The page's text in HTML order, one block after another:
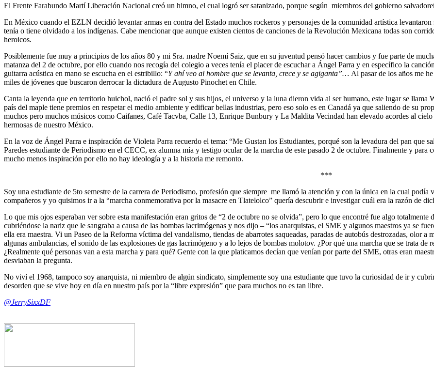
El Frente Farabundo Martí Liberación Nacional creó un himno, el cual logró ser satanizado, porque según miembros del gobierno
En México cuando el EZLN decidió levantar armas en contra del Estado muchos rockeros y personajes de la comunidad artística
tenía o tiene olvidado a los indígenas. Cabe mencionar que aunque existen cientos de canciones de la Revolución Mexicana todas son
heroicos.
Posiblemente fue muy a principios de los años 80 y mi Sra. madre Noemí Saiz, que en su juventud pensó hacer cambios y fue parte de
matanza del 2 de octubre, por ello cuando nos recogía del colegio a veces tenía el placer de escuchar a Ángel Parra y en específico la
guitarra acústica en mano se escucha en el estribillo: “Y ahí veo al hombre que se levanta, crece y se agiganta”… Al pasar de los años me
miles de jóvenes que buscaron derrocar la dictadura de Augusto Pinochet en Chile.
Canta la leyenda que en territorio huichol, nació el padre sol y sus hijos, el universo y la luna dieron vida al ser humano, este lugar se llama
país del maple tiene premios en respetar el medio ambiente y edificar bellas industrias, pero eso solo es en Canadá ya que saliendo de su
muchos pero muchos músicos como Caifanes, Café Tacvba, Calle 13, Enrique Bunbury y La Maldita Vecindad han elevado acordes al
hermosas de nuestro México.
En la voz de Ángel Parra e inspiración de Violeta Parra recuerdo el tema: “Me Gustan los Estudiantes, porqué son la levadura del pan que
Paredes estudiante de Periodismo en el CECC, ex alumna mía y testigo ocular de la marcha de este pasado 2 de octubre. Finalmente y para
mucho menos inspiración por ello no hay ideología y a la historia me remonto.
***
Soy una estudiante de 5to semestre de la carrera de Periodismo, profesión que siempre me llamó la atención y con la única en la cual
compañeros y yo quisimos ir a la “marcha conmemorativa por la masacre en Tlatelolco” quería descubrir e investigar cuál era la razón de
Lo que mis ojos esperaban ver sobre esta manifestación eran gritos de “2 de octubre no se olvida”, pero lo que encontré fue algo
cubriéndose la nariz que le sangraba a causa de las bombas lacrimógenas y nos dijo – “los anarquistas, el SME y algunos maestros ya se
ella era maestra. Vi un Paseo de la Reforma víctima del vandalismo, tiendas de abarrotes saqueadas, paradas de autobús destrozadas, olor
algunas ambulancias, el sonido de las explosiones de gas lacrimógeno y a lo lejos de bombas molotov. ¿Por qué una marcha que se trata de
¿Realmente qué personas van a esta marcha y para qué? Gente con la que platicamos decían que venían por parte del SME, otras eran
desviaban la pregunta.
No viví el 1968, tampoco soy anarquista, ni miembro de algún sindicato, simplemente soy una estudiante que tuvo la curiosidad de ir y
desorden que se vive hoy en día en nuestro país por la “libre expresión” que para muchos no es tan libre.
@JerrySixxDF